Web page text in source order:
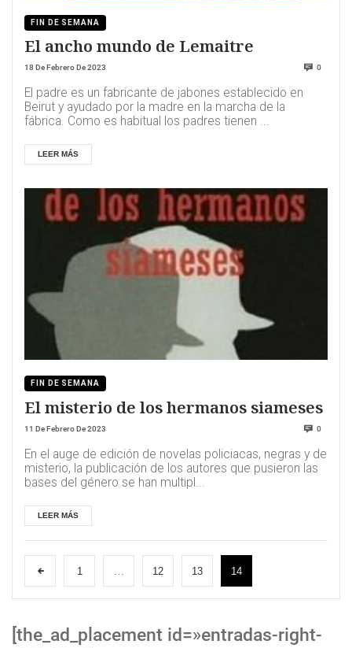
FIN DE SEMANA
El ancho mundo de Lemaitre
18 De Febrero De 2023 0
El padre es un fabricante de jabones establecido en
Beirut y ayudado por la madre en la marcha de la
fábrica. Como es habitual los padres tienen ...
LEER MÁS
FIN DE SEMANA
El misterio de los hermanos siameses
11 De Febrero De 2023 0
En el auge de edición de novelas policiacas, negras y de
misterio, la publicación de los autores que pusieron las
bases del género se han multipl...
LEER MÁS
1 … 12 13 14
[the_ad_placement id=»entradas-right-